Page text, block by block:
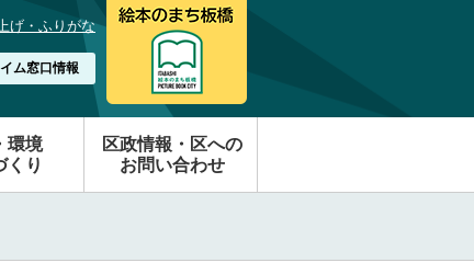
げ・ふりがな
ム窓口情報
環境
くり
区政情報・区への
お問い合わせ